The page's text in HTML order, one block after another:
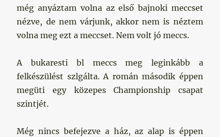
még anyáztam volna az első bajnoki meccset
nézve, de nem várjunk, akkor nem is néztem
volna meg ezt a meccset. Nem volt jó meccs.
A bukaresti bl meccs meg leginkább a
felkészülést szlgálta. A román második éppen
megüti egy közepes Championship csapat
szintjét.
Még nincs befejezve a ház, az alap is éppen